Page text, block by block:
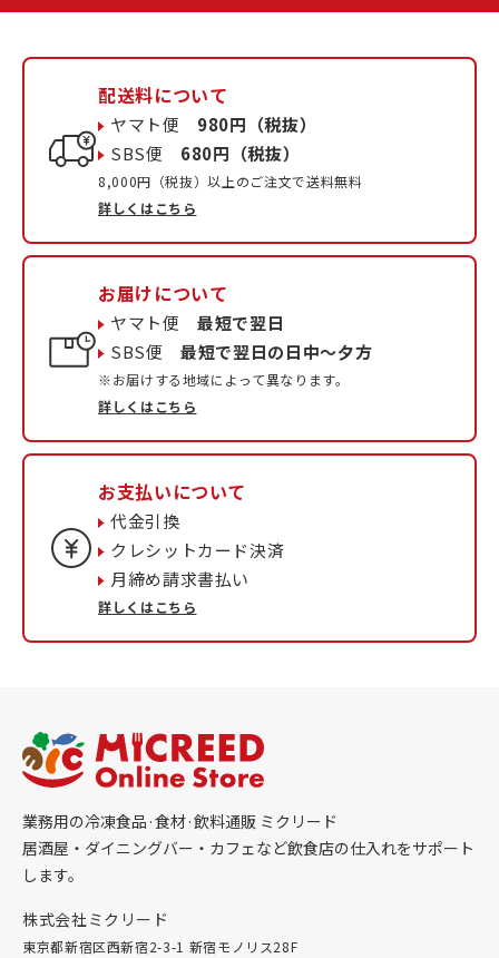
配送料について
ヤマト便 980円（税抜）
SBS便 680円（税抜）
8,000円（税抜）以上のご注文で送料無料
詳しくはこちら
お届けについて
ヤマト便最短で翌日
SBS便最短で翌日の日中〜夕方
※お届けする地域によって異なります。
詳しくはこちら
お支払いについて
代金引換
クレシットカード決済
月締め請求書払い
詳しくはこちら
業務用の冷凍食品·食材·飲料通販 ミクリード
居酒屋・ダイニングバー・カフェなど飲食店の仕入れをサポート
します。
株式会社ミクリード
東京都新宿区西新宿2-3-1 新宿モノリス28F